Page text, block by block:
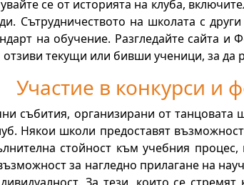
се от историята на клуба,
Сътрудничеството на школата с
на обучение. Разгледайте сайта
текущи или бивши ученици, за да
Участие в конкурси и
събития, организирани от
Някои школи предоставят
стойност към учебния
за нагледно прилагане на